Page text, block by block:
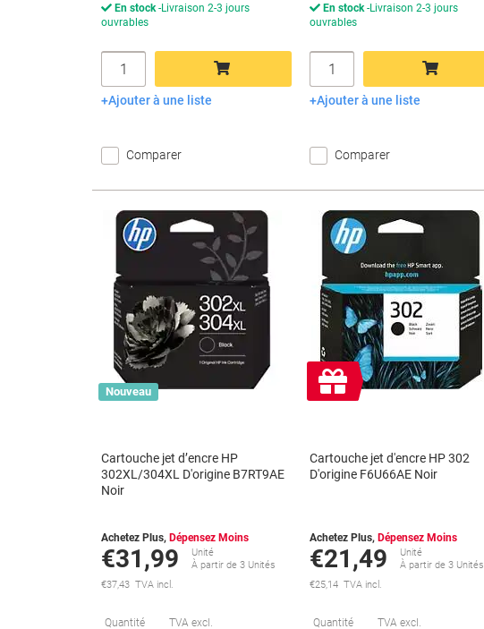
En stock Livraison 2-3 jours
ouvrables
Quantité
Ajouter au panier
Ajouter à une liste
Comparer
En stock Livraison 2-3 jours
ouvrables
Quantité
Ajouter au panier
Ajouter à une liste
Comparer
Nouveau
Cartouche jet d’encre HP
302XL/304XL D'origine B7RT9AE
Noir
Achetez Plus, Dépensez Moins
€31,99
Unité
À partir de 3 Unités
€37,43 TVA incl.
Quantité TVA excl. Économies
Cadeau
gratuit
Cartouche jet d'encre HP 302
D'origine F6U66AE Noir
Achetez Plus, Dépensez Moins
€21,49
Unité
À partir de 3 Unités
€25,14 TVA incl.
Quantité TVA excl.